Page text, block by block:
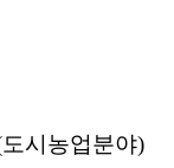
시농업분야)